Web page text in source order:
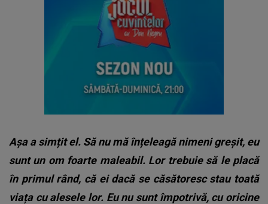
Așa a simțit el. Să nu mă înțeleagă nimeni greșit, eu
sunt un om foarte maleabil. Lor trebuie să le placă
în primul rând, că ei dacă se căsătoresc stau toată
viața cu alesele lor. Eu nu sunt împotrivă, cu oricine